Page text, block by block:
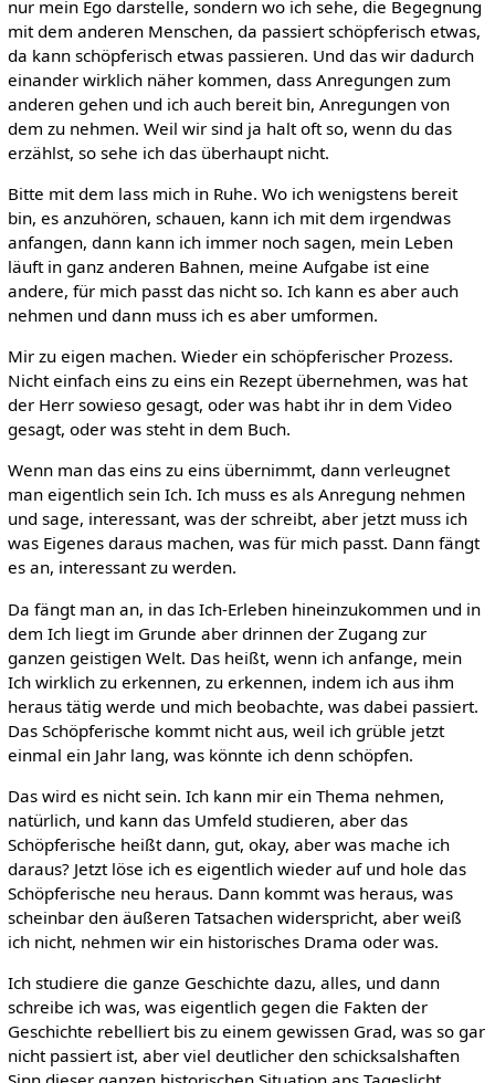
nur mein Ego darstelle, sondern wo ich sehe, die Begegnung
mit dem anderen Menschen, da passiert schöpferisch etwas,
da kann schöpferisch etwas passieren. Und das wir dadurch
einander wirklich näher kommen, dass Anregungen zum
anderen gehen und ich auch bereit bin, Anregungen von
dem zu nehmen. Weil wir sind ja halt oft so, wenn du das
erzählst, so sehe ich das überhaupt nicht.
Bitte mit dem lass mich in Ruhe. Wo ich wenigstens bereit
bin, es anzuhören, schauen, kann ich mit dem irgendwas
anfangen, dann kann ich immer noch sagen, mein Leben
läuft in ganz anderen Bahnen, meine Aufgabe ist eine
andere, für mich passt das nicht so. Ich kann es aber auch
nehmen und dann muss ich es aber umformen.
Mir zu eigen machen. Wieder ein schöpferischer Prozess.
Nicht einfach eins zu eins ein Rezept übernehmen, was hat
der Herr sowieso gesagt, oder was habt ihr in dem Video
gesagt, oder was steht in dem Buch.
Wenn man das eins zu eins übernimmt, dann verleugnet
man eigentlich sein Ich. Ich muss es als Anregung nehmen
und sage, interessant, was der schreibt, aber jetzt muss ich
was Eigenes daraus machen, was für mich passt. Dann fängt
es an, interessant zu werden.
Da fängt man an, in das Ich-Erleben hineinzukommen und in
dem Ich liegt im Grunde aber drinnen der Zugang zur
ganzen geistigen Welt. Das heißt, wenn ich anfange, mein
Ich wirklich zu erkennen, zu erkennen, indem ich aus ihm
heraus tätig werde und mich beobachte, was dabei passiert.
Das Schöpferische kommt nicht aus, weil ich grüble jetzt
einmal ein Jahr lang, was könnte ich denn schöpfen.
Das wird es nicht sein. Ich kann mir ein Thema nehmen,
natürlich, und kann das Umfeld studieren, aber das
Schöpferische heißt dann, gut, okay, aber was mache ich
daraus? Jetzt löse ich es eigentlich wieder auf und hole das
Schöpferische neu heraus. Dann kommt was heraus, was
scheinbar den äußeren Tatsachen widerspricht, aber weiß
ich nicht, nehmen wir ein historisches Drama oder was.
Ich studiere die ganze Geschichte dazu, alles, und dann
schreibe ich was, was eigentlich gegen die Fakten der
Geschichte rebelliert bis zu einem gewissen Grad, was so gar
nicht passiert ist, aber viel deutlicher den schicksalshaften